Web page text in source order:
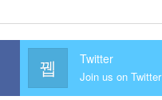
Twitter
Join us on Twitter